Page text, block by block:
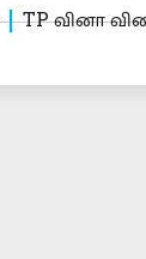
TP வினா